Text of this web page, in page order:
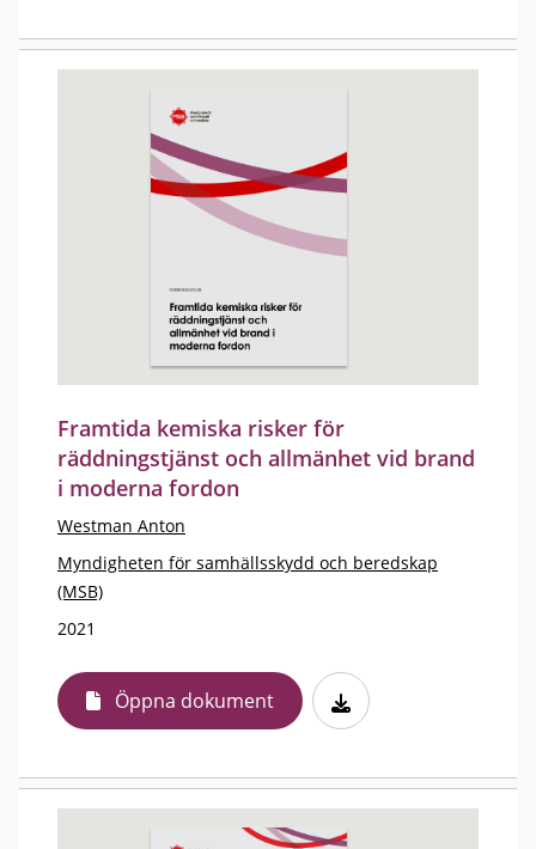
Framtida kemiska risker för
räddningstjänst och allmänhet vid brand
i moderna fordon
Westman Anton
Myndigheten för samhällsskydd och beredskap
(MSB)
2021
Öppna dokument